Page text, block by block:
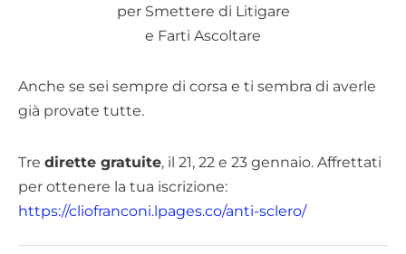
per Smettere di Litigare
e Farti Ascoltare
Anche se sei sempre di corsa e ti sembra di averle
già provate tutte.
Tre dirette gratuite, il 21, 22 e 23 gennaio. Affrettati
per ottenere la tua iscrizione:
https://cliofranconi.lpages.co/anti-sclero/